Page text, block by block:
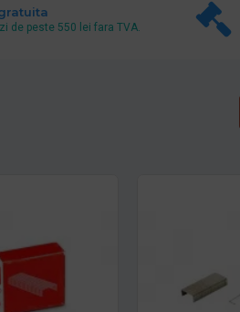
de peste 550 lei fara TVA.